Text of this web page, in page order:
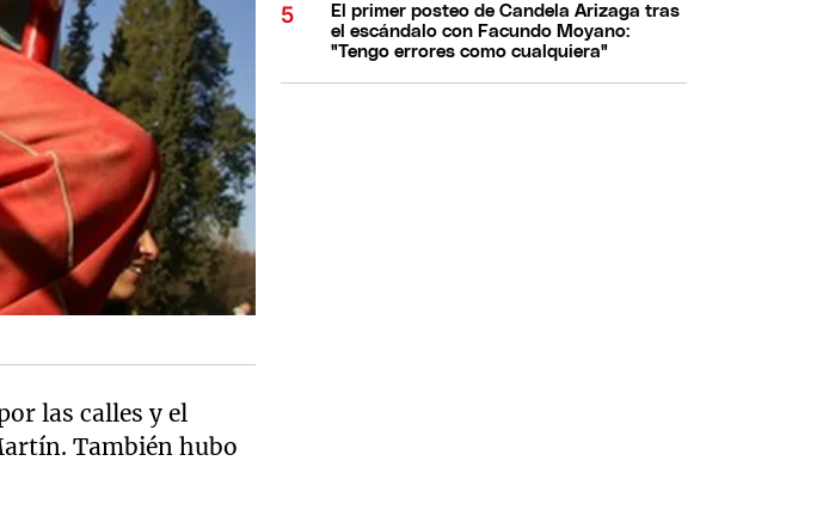
las calles y el
También hubo
El primer posteo de Candela Arizaga tras
el escándalo con Facundo Moyano:
"Tengo errores como cualquiera"